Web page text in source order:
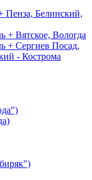
Пенза, Белинский,
+ Вятское, Вологда
+ Сергиев Посад,
- Кострома